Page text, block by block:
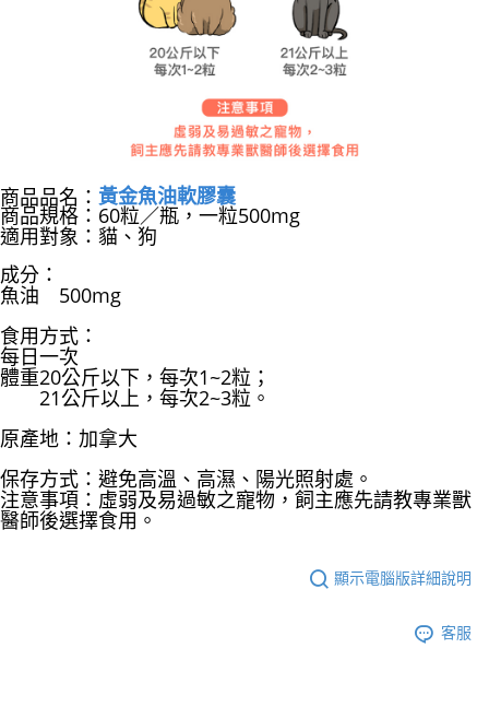
商品品名： 黃金魚油軟膠囊
商品規格：60粒／瓶，一粒500mg
適用對象：貓、狗
成分：
魚油 500mg
食用方式：
每日一次
體重20公斤以下，每次1~2粒；
21公斤以上，每次2~3粒。
原產地：加拿大
保存方式：避免高溫、高濕、陽光照射處。
注意事項：虛弱及易過敏之寵物，飼主應先請教專業獸
醫師後選擇食用。
顯示電腦版詳細說明
客服